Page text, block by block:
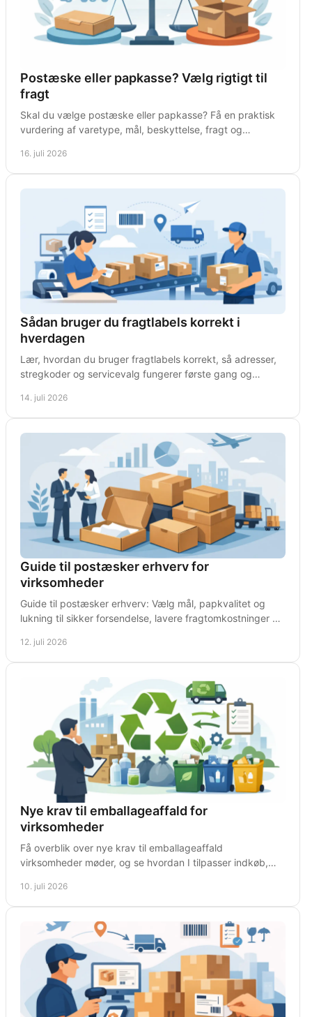
Postæske eller papkasse? Vælg rigtigt til
fragt
Skal du vælge postæske eller papkasse? Få en praktisk
vurdering af varetype, mål, beskyttelse, fragt og
16. juli 2026
Sådan bruger du fragtlabels korrekt i
hverdagen
Lær, hvordan du bruger fragtlabels korrekt, så adresser,
stregkoder og servicevalg fungerer første gang og
14. juli 2026
Guide til postæsker erhverv for
virksomheder
Guide til postæsker erhverv: Vælg mål, papkvalitet og
lukning til sikker forsendelse, lavere fragtomkostninger og
12. juli 2026
Nye krav til emballageaffald for
virksomheder
Få overblik over nye krav til emballageaffald
virksomheder møder, og se hvordan I tilpasser indkøb,
10. juli 2026